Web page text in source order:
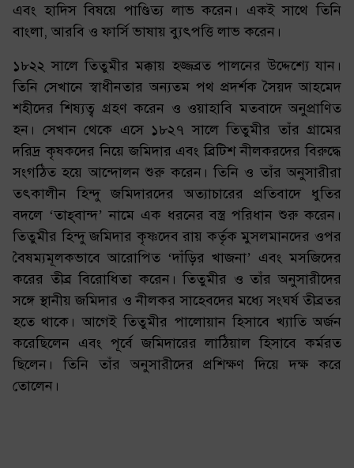
এবং হাদিস বিষয়ে পাণ্ডিত্য লাভ করেন। একই সাথে তিনি
বাংলা, আরবি ও ফার্সি ভাষায় ব্যুৎপত্তি লাভ করেন।
১৮২২ সালে তিতুমীর মক্কায় হজ্জব্রত পালনের উদ্দেশ্যে যান।
তিনি সেখানে স্বাধীনতার অন্যতম পথ প্রদর্শক সৈয়দ আহমেদ
শহীদের শিষ্যত্ব গ্রহণ করেন ও ওয়াহাবি মতবাদে অনুপ্রাণিত
হন। সেখান থেকে এসে ১৮২৭ সালে তিতুমীর তাঁর গ্রামের
দরিদ্র কৃষকদের নিয়ে জমিদার এবং ব্রিটিশ নীলকরদের বিরুদ্ধে
সংগঠিত হয়ে আন্দোলন শুরু করেন। তিনি ও তাঁর অনুসারীরা
তৎকালীন হিন্দু জমিদারদের অত্যাচারের প্রতিবাদে ধুতির
বদলে ‘তাহ্‌বান্দ’ নামে এক ধরনের বস্ত্র পরিধান শুরু করেন।
তিতুমীর হিন্দু জমিদার কৃষ্ণদেব রায় কর্তৃক মুসলমানদের ওপর
বৈষম্যমূলকভাবে আরোপিত ‘দাঁড়ির খাজনা’ এবং মসজিদের
করের তীব্র বিরোধিতা করেন। তিতুমীর ও তাঁর অনুসারীদের
সঙ্গে স্থানীয় জমিদার ও নীলকর সাহেবদের মধ্যে সংঘর্ষ তীব্রতর
হতে থাকে। আগেই তিতুমীর পালোয়ান হিসাবে খ্যাতি অর্জন
করেছিলেন এবং পূর্বে জমিদারের লাঠিয়াল হিসাবে কর্মরত
ছিলেন। তিনি তাঁর অনুসারীদের প্রশিক্ষণ দিয়ে দক্ষ করে
তোলেন।